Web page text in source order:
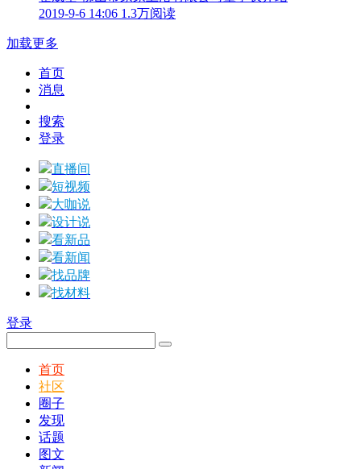
2019-9-6 14:06 1.3万阅读
加载更多
首页
消息
搜索
登录
直播间
短视频
大咖说
设计说
看新品
看新闻
找品牌
找材料
登录
首页
社区
圈子
发现
话题
图文